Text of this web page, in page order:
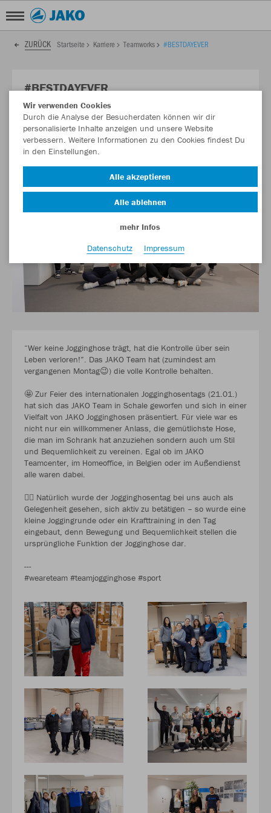
ZURÜCK Startseite Karriere Teamworks #BESTDAYEVER
#BESTDAYEVER
💙 Jogginghosentag – JAKO Team hat alles unter Kontrolle
“Wer keine Jogginghose trägt, hat die Kontrolle über sein
Leben verloren!”. Das JAKO Team hat (zumindest am
vergangenen Montag😉) die volle Kontrolle behalten.
🤩 Zur Feier des internationalen Jogginghosentags (21.01.)
hat sich das JAKO Team in Schale geworfen und sich in einer
Vielfalt von JAKO Jogginghosen präsentiert. Für viele war es
nicht nur ein willkommener Anlass, die gemütlichste Hose,
die man im Schrank hat anzuziehen sondern auch um Stil
und Bequemlichkeit zu vereinen. Egal ob im JAKO
Teamcenter, im Homeoffice, in Belgien oder im Außendienst
alle waren dabei.
🏃‍♀️ Natürlich wurde der Jogginghosentag bei uns auch als
Gelegenheit gesehen, sich aktiv zu betätigen – so wurde eine
kleine Joggingrunde oder ein Krafttraining in den Tag
eingebaut, denn Bewegung und Bequemlichkeit stellen die
ursprüngliche Funktion der Jogginghose dar.
---
#weareteam #teamjogginghose #sport
Wir verwenden Cookies
Durch die Analyse der Besucherdaten können wir dir
personalisierte Inhalte anzeigen und unsere Website
verbessern. Weitere Informationen zu den Cookies findest Du
in den Einstellungen.
Alle akzeptieren
Alle ablehnen
mehr Infos
Datenschutz
Impressum